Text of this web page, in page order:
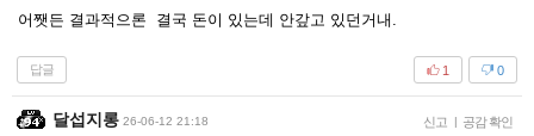
어쨋든 결과적으론 결국 돈이 있는데 안갚고 있던거내.
답글 0
1
달섭지롱 26-06-12 21:18 신고 | 공감 확인